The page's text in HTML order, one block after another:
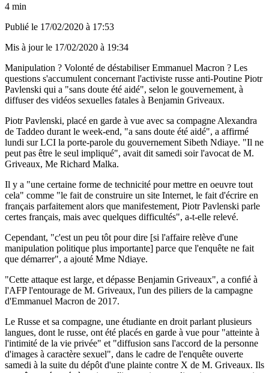
4 min
Publié le 17/02/2020 à 17:53
Mis à jour le 17/02/2020 à 19:34
Manipulation ? Volonté de déstabiliser Emmanuel Macron ? Les
questions s'accumulent concernant l'activiste russe anti-Poutine Piotr
Pavlenski qui a "sans doute été aidé", selon le gouvernement, à
diffuser des vidéos sexuelles fatales à Benjamin Griveaux.
Piotr Pavlenski, placé en garde à vue avec sa compagne Alexandra
de Taddeo durant le week-end, "a sans doute été aidé", a affirmé
lundi sur LCI la porte-parole du gouvernement Sibeth Ndiaye. "Il ne
peut pas être le seul impliqué", avait dit samedi soir l'avocat de M.
Griveaux, Me Richard Malka.
Il y a "une certaine forme de technicité pour mettre en oeuvre tout
cela" comme "le fait de construire un site Internet, le fait d'écrire en
français parfaitement alors que manifestement, Piotr Pavlenski parle
certes français, mais avec quelques difficultés", a-t-elle relevé.
Cependant, "c'est un peu tôt pour dire [si l'affaire relève d'une
manipulation politique plus importante] parce que l'enquête ne fait
que démarrer", a ajouté Mme Ndiaye.
"Cette attaque est large, et dépasse Benjamin Griveaux", a confié à
l'AFP l'entourage de M. Griveaux, l'un des piliers de la campagne
d'Emmanuel Macron de 2017.
Le Russe et sa compagne, une étudiante en droit parlant plusieurs
langues, dont le russe, ont été placés en garde à vue pour "atteinte à
l'intimité de la vie privée" et "diffusion sans l'accord de la personne
d'images à caractère sexuel", dans le cadre de l'enquête ouverte
samedi à la suite du dépôt d'une plainte contre X de M. Griveaux. Ils